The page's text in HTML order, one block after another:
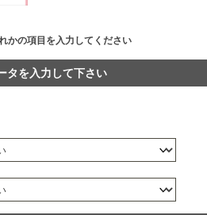
かの項目を入力してください
タを入力して下さい